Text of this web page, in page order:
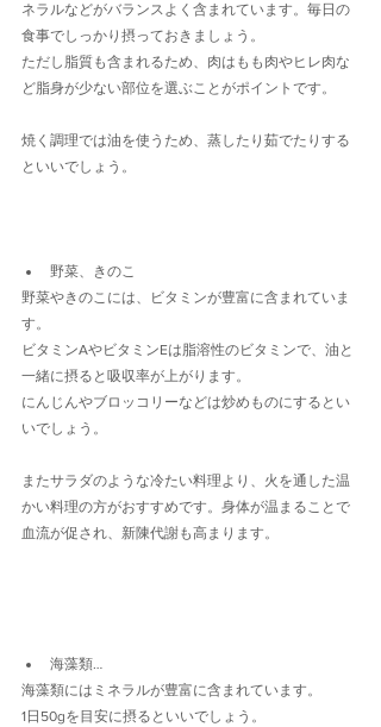
ネラルなどがバランスよく含まれています。毎日の
食事でしっかり摂っておきましょう。
ただし脂質も含まれるため、肉はもも肉やヒレ肉な
ど脂身が少ない部位を選ぶことがポイントです。
焼く調理では油を使うため、蒸したり茹でたりする
といいでしょう。
野菜、きのこ
野菜やきのこには、ビタミンが豊富に含まれていま
す。
ビタミンAやビタミンEは脂溶性のビタミンで、油と
一緒に摂ると吸収率が上がります。
にんじんやブロッコリーなどは炒めものにするとい
いでしょう。
またサラダのような冷たい料理より、火を通した温
かい料理の方がおすすめです。身体が温まることで
血流が促され、新陳代謝も高まります。
海藻類…
海藻類にはミネラルが豊富に含まれています。
1日50gを目安に摂るといいでしょう。